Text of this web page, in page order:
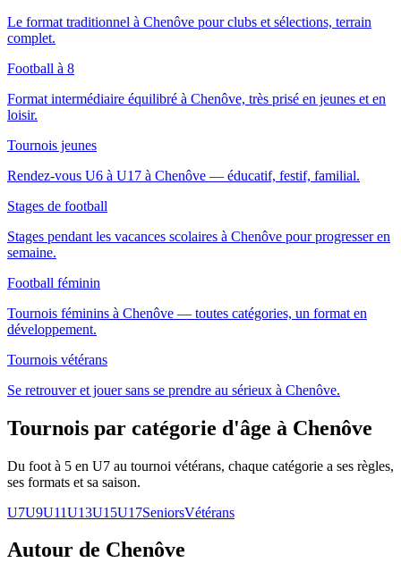
Le format traditionnel à Chenôve pour clubs et sélections, terrain
complet.
Football à 8
Format intermédiaire équilibré à Chenôve, très prisé en jeunes et en
loisir.
Tournois jeunes
Rendez-vous U6 à U17 à Chenôve — éducatif, festif, familial.
Stages de football
Stages pendant les vacances scolaires à Chenôve pour progresser en
semaine.
Football féminin
Tournois féminins à Chenôve — toutes catégories, un format en
développement.
Tournois vétérans
Se retrouver et jouer sans se prendre au sérieux à Chenôve.
Tournois par catégorie d'âge à Chenôve
Du foot à 5 en U7 au tournoi vétérans, chaque catégorie a ses règles,
ses formats et sa saison.
U7U9U11U13U15U17SeniorsVétérans
Autour de Chenôve